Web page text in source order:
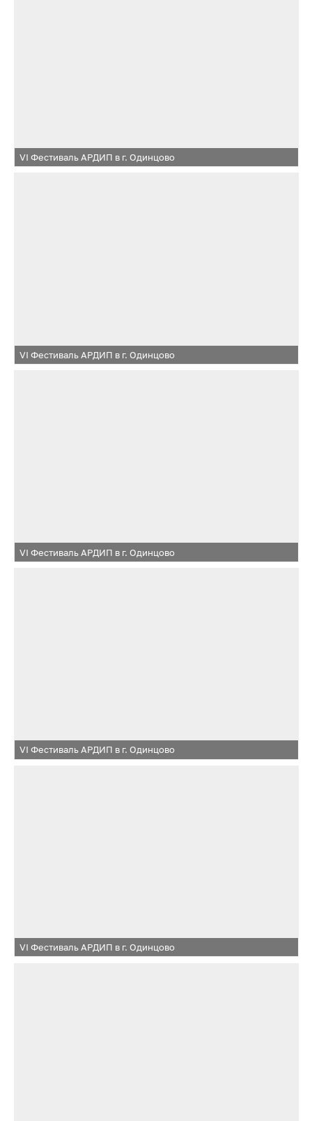
VI Фестиваль АРДИП в г. Одинцово
VI Фестиваль АРДИП в г. Одинцово
VI Фестиваль АРДИП в г. Одинцово
VI Фестиваль АРДИП в г. Одинцово
VI Фестиваль АРДИП в г. Одинцово